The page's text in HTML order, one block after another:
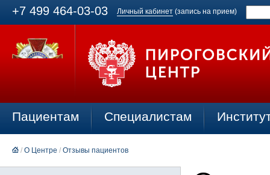
+7 499 464-03-03 Личный кабинет (запись на прием)
Пациентам Специалистам
/ О Центре / Отзывы пациентов